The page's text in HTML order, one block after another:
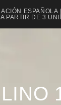
ESPAÑOLA
PARTIR DE 3